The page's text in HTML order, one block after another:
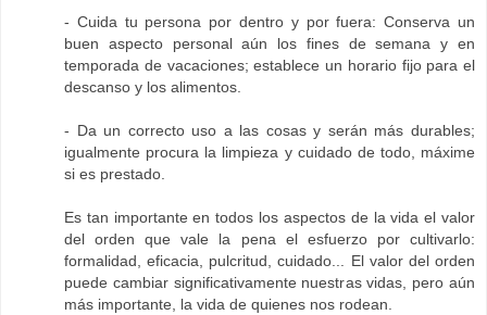
- Cuida tu persona por dentro y por fuera: Conserva un
buen aspecto personal aún los fines de semana y en
temporada de vacaciones; establece un horario fijo para el
descanso y los alimentos.
- Da un correcto uso a las cosas y serán más durables;
igualmente procura la limpieza y cuidado de todo, máxime
si es prestado.
Es tan importante en todos los aspectos de la vida el valor
del orden que vale la pena el esfuerzo por cultivarlo:
formalidad, eficacia, pulcritud, cuidado... El valor del orden
puede cambiar significativamente nuestras vidas, pero aún
más importante, la vida de quienes nos rodean.